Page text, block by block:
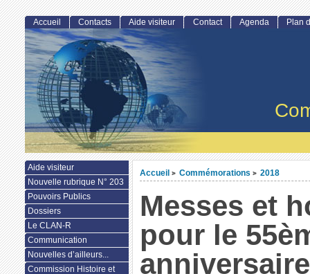
Accueil > Commémorations > 2018
Messes et
pour le
Accueil Contacts Aide visiteur Contact Agenda Plan
Aide visiteur
Nouvelle rubrique N° 203
Pouvoirs Publics
Dossiers
Le CLAN-R
Communication
Nouvelles d’ailleurs...
Commission Histoire et